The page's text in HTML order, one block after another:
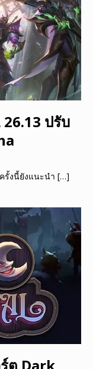
ปรับ
รั้งนี้ยังแนะนำ […]